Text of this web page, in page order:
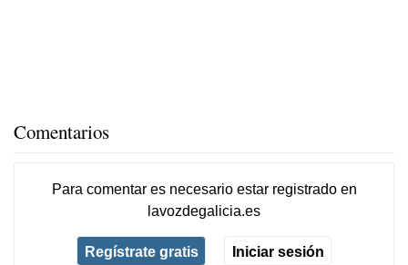
Comentarios
Para comentar es necesario estar registradoen
lavozdegalicia.es
Regístrate gratis Iniciar sesión